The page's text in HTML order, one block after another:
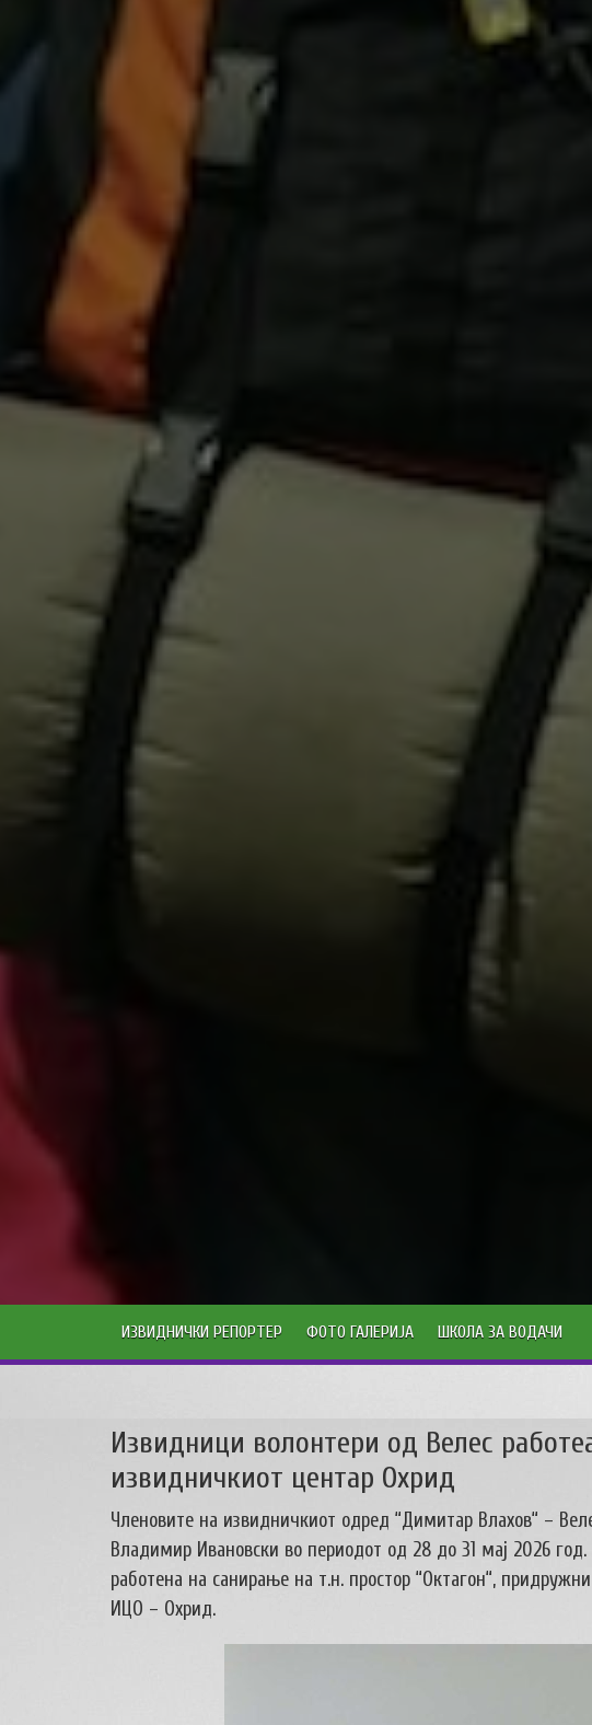
ИЗВИДНИЧКИ РЕПОРТЕР ФОТО ГАЛЕРИЈА ШКОЛА ЗА ВОДАЧИ
Извидници волонтери од Велес
извидничкиот центар Охрид
Членовите на извидничкиот одред “Димитар Влахов“ –
Владимир Ивановски во периодот од 28 до 31 мај 2026
работена на санирање на т.н. простор “Октагон“,
ИЦО – Охрид.